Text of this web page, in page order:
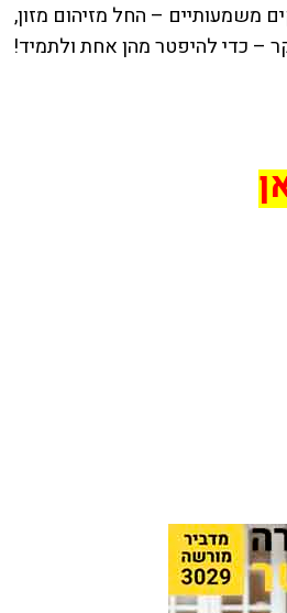
משמעותיים – החל מזיהום מזון,
– כדי להיפטר מהן אחת ולתמיד!